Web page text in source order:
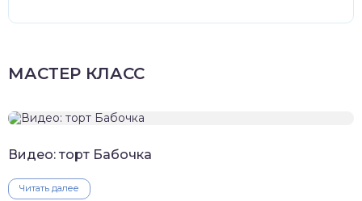
МАСТЕР КЛАСС
Видео: торт Бабочка
Читать далее